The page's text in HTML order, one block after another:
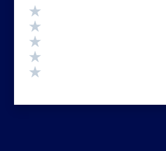
Valutazione